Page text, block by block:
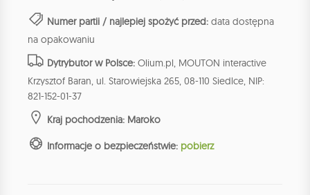
Numer partii / najlepiej spożyć przed: data dostępna
na opakowaniu
Dytrybutor w Polsce: Olium.pl, MOUTON interactive
Krzysztof Baran, ul. Starowiejska 265, 08-110 Siedlce, NIP:
821-152-01-37
Kraj pochodzenia: Maroko
Informacje o bezpieczeństwie: pobierz